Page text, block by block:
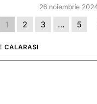
26 noiembrie
1 2 3 … 5
CALARASI